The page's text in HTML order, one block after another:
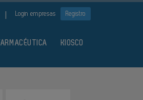
| Login empresas Registro
KIOSCO